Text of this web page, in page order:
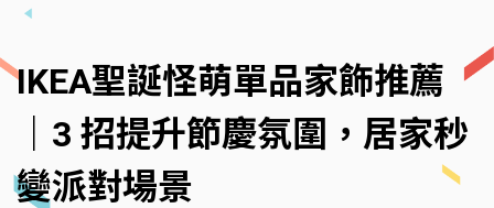
IKEA聖誕怪萌單品家飾推薦
｜3 招提升節慶氛圍，居家秒
變派對場景